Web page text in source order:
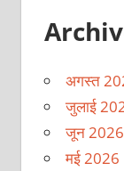
अगस्त
जुलाई
जून 2026
मई 2026